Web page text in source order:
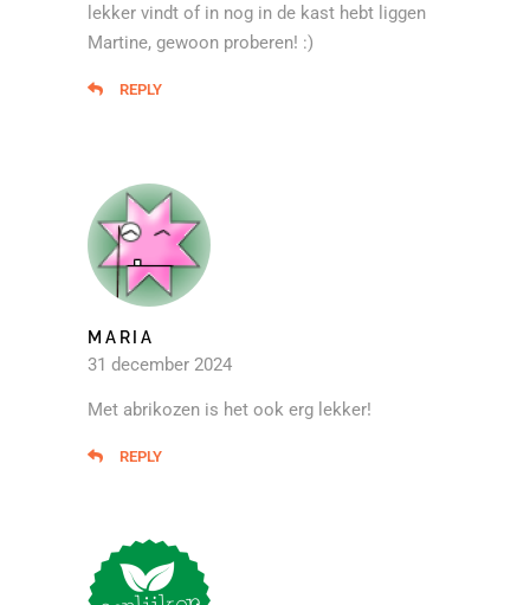
lekker vindt of in nog in de kast hebt liggen
Martine, gewoon proberen! :)
REPLY
MARIA
31 december 2024
Met abrikozen is het ook erg lekker!
REPLY